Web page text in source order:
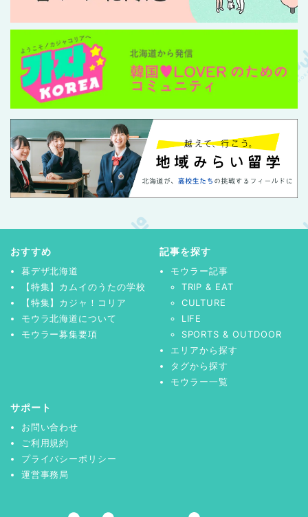
おすすめ
暮デザ北海道
【特集】カムイのうたの学校
【特集】カジャ！コリア
モウラ北海道について
モウラー募集要項
記事を探す
モウラー記事
TRIP & EAT
CULTURE
LIFE
SPORTS & OUTDOOR
エリアから探す
タグから探す
モウラー一覧
サポート
お問い合わせ
ご利用規約
プライバシーポリシー
運営事務局